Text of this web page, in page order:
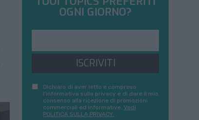
OGNI GIORNO?
ISCRIVITI
Dichiaro di aver letto e compreso
l'informativa sulla privacy e di dare il mio
consenso alla ricezione di promozioni
commerciali ed informative. Vedi
POLITICA SULLA PRIVACY.